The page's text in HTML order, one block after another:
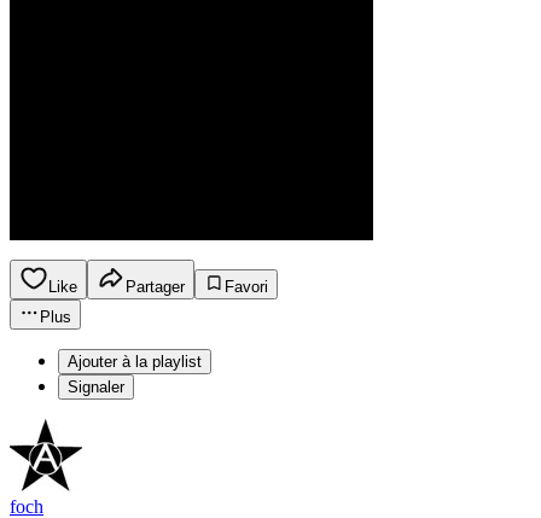
Like Partager
Favori
Plus
Ajouter à la playlist
Signaler
foch